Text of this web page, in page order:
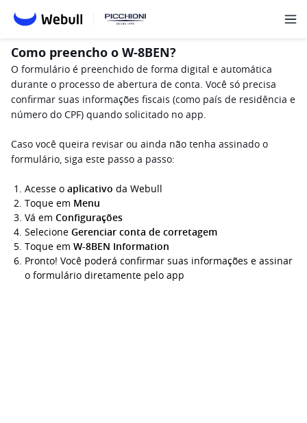
Como preencho o W-8BEN?
O formulário é preenchido de forma digital e automática
durante o processo de abertura de conta. Você só precisa
confirmar suas informações fiscais (como país de residência e
número do CPF) quando solicitado no app.
Caso você queira revisar ou ainda não tenha assinado o
formulário, siga este passo a passo:
Acesse o aplicativo da Webull
Toque em Menu
Vá em Configurações
Selecione Gerenciar conta de corretagem
Toque em W-8BEN Information
Pronto! Você poderá confirmar suas informações e assinar
o formulário diretamente pelo app